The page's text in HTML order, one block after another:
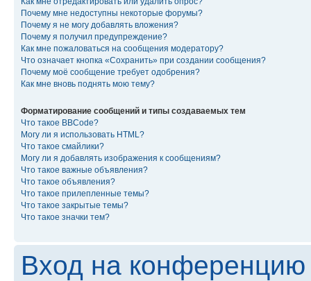
Почему мне недоступны некоторые форумы?
Почему я не могу добавлять вложения?
Почему я получил предупреждение?
Как мне пожаловаться на сообщения модератору?
Что означает кнопка «Сохранить» при создании сообщения?
Почему моё сообщение требует одобрения?
Как мне вновь поднять мою тему?
Форматирование сообщений и типы создаваемых тем
Что такое BBCode?
Могу ли я использовать HTML?
Что такое смайлики?
Могу ли я добавлять изображения к сообщениям?
Что такое важные объявления?
Что такое объявления?
Что такое прилепленные темы?
Что такое закрытые темы?
Что такое значки тем?
Вход на конференцию